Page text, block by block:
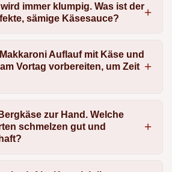
immer klumpig. Was ist der
sämige Käsesauce?
Auflauf mit Käse und
Vortag vorbereiten, um Zeit
zur Hand. Welche
schmelzen gut und